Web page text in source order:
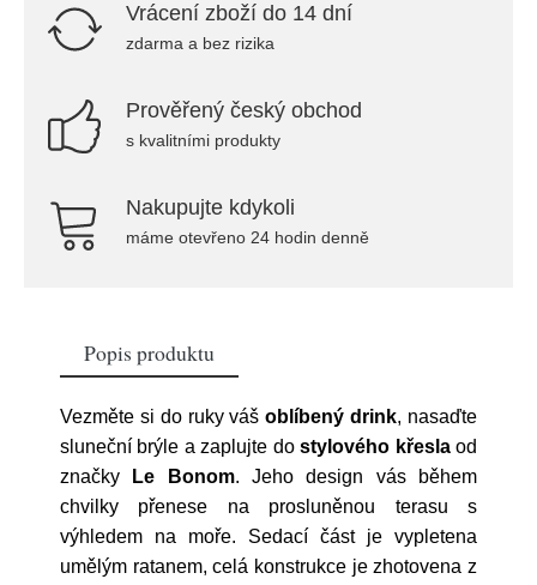
Vrácení zboží do 14 dní
zdarma a bez rizika
Prověřený český obchod
s kvalitními produkty
Nakupujte kdykoli
máme otevřeno 24 hodin denně
Popis produktu
Vezměte si do ruky vášoblíbený drink, nasaďte
sluneční brýle a zaplujte dostylového křeslaod
značky
Le Bonom. Jeho design vás během
chvilky přenese na prosluněnou terasu s
výhledem na moře. Sedací část je vypletena
umělým ratanem, celá konstrukce je zhotovena z